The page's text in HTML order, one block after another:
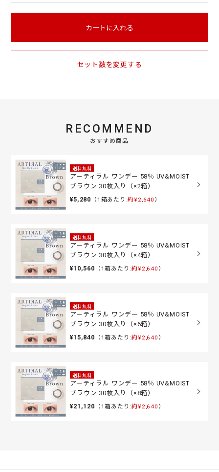
カートに入れる
セット数を変更する
RECOMMEND
おすすめ商品
送料無料
アーティラル ワンデー 58％ UV&MOIST
ブラウン 30枚入り（×2箱）
¥5,280 （1箱あたり:約¥2,640 ）
送料無料
アーティラル ワンデー 58％ UV&MOIST
ブラウン 30枚入り（×4箱）
¥10,560 （1箱あたり:約¥2,640 ）
送料無料
アーティラル ワンデー 58％ UV&MOIST
ブラウン 30枚入り（×6箱）
¥15,840 （1箱あたり:約¥2,640 ）
送料無料
アーティラル ワンデー 58％ UV&MOIST
ブラウン 30枚入り（×8箱）
¥21,120 （1箱あたり:約¥2,640 ）